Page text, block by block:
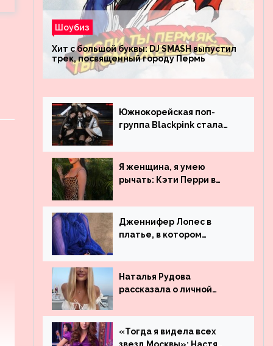
Шоубиз
Хит с большой буквы: DJ SMASH выпустил
трек, посвященный городу Пермь
Южнокорейская поп-
группа Blackpink стала
просмотрам на YouTube.
Они обогнали даже
Джастина Бибера
Я женщина, я умею
рычать: Кэти Перри в
Дженнифер Лопес в
платье, в котором
незамеченной
Наталья Рудова
рассказала о личной
«Тогда я видела всех